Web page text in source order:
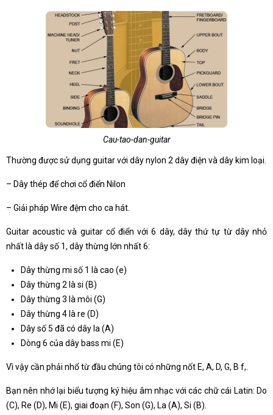
Cau-tao-dan-guitar
Thường được sử dụng guitar với dây nylon 2 dây điện và dây kim loại.
– Dây thép để chơi cổ điển Nilon
– Giải pháp Wire đệm cho ca hát.
Guitar acoustic và guitar cổ điển với 6 dây, dây thứ tự từ dây nhỏ
nhất là dây số 1, dây thừng lớn nhất 6:
Dây thừng mi số 1 là cao (e)
Dây thừng 2 là si (B)
Dây thừng 3 là môi (G)
Dây thừng 4 là re (D)
Dây số 5 đã có dây la (A)
Dòng 6 của dây bass mi (E)
Vì vậy cần phải nhổ từ đầu chúng tôi có những nốt E, A, D, G, B f,.
Bạn nên nhớ lại biểu tượng ký hiệu âm nhạc với các chữ cái Latin: Do
(C), Re (D), Mi (E), giai đoạn (F), Son (G), La (A), Si (B).